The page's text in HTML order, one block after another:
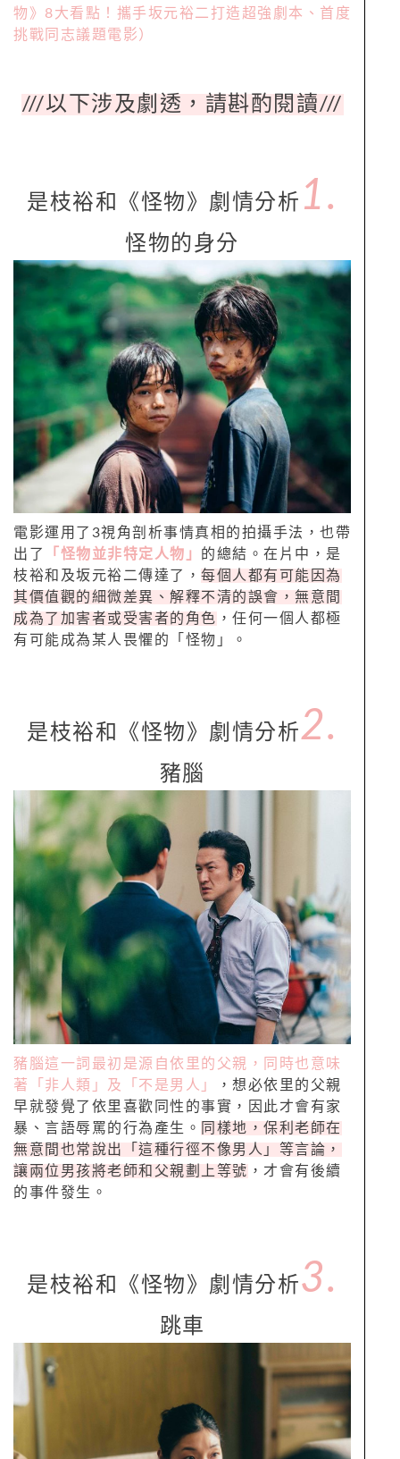
物》8大看點！攜手坂元裕二打造超強劇本、首度
挑戰同志議題電影）
///以下涉及劇透，請斟酌閱讀///
是枝裕和《怪物》劇情分析 1.
怪物的身分
電影運用了3視角剖析事情真相的拍攝手法，也帶
出了
「怪物並非特定人物」
的總結。在片中，是
枝裕和及坂元裕二傳達了， 每個人都有可能因為
其價值觀的細微差異、解釋不清的誤會，無意間
成為了加害者或受害者的角色 ，任何一個人都極
有可能成為某人畏懼的「怪物」。
是枝裕和《怪物》劇情分析2.
豬腦
豬腦這一詞最初是源自依里的父親，同時也意味
著「非人類」及「不是男人」
，想必依里的父親
早就發覺了依里喜歡同性的事實，因此才會有家
暴、言語辱罵的行為產生。
同樣地，保利老師在
無意間也常說出「這種行徑不像男人」等言論，
讓兩位男孩將老師和父親劃上等號 ，才會有後續
的事件發生。
是枝裕和《怪物》劇情分析3.
跳車